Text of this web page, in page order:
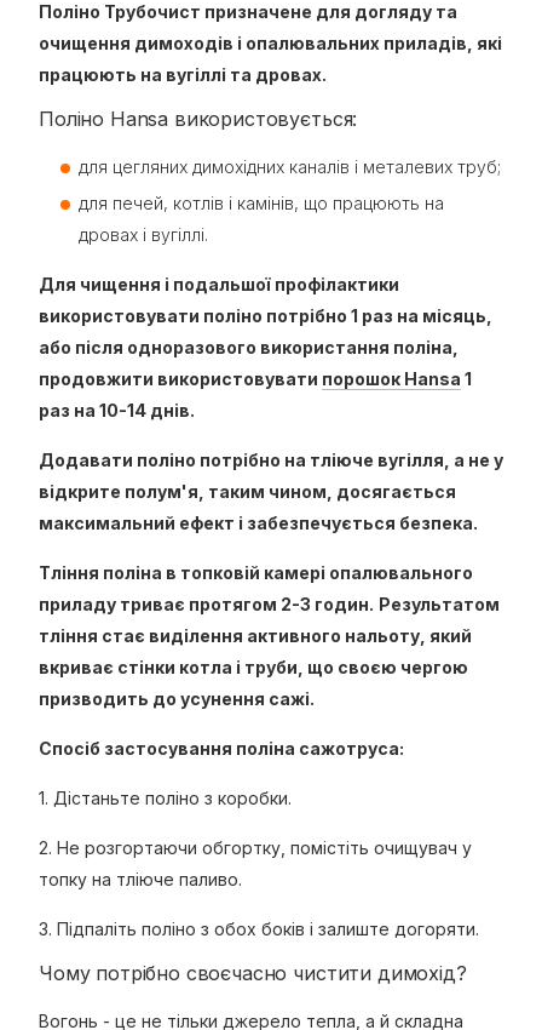
Поліно Трубочист призначене для догляду та
очищення димоходів і опалювальних приладів, які
працюють на вугіллі та дровах.
Поліно Hansa використовується:
для цегляних димохідних каналів і металевих труб;
для печей, котлів і камінів, що працюють на
дровах і вугіллі.
Для чищення і подальшої профілактики
використовувати поліно потрібно 1 раз на місяць,
або після одноразового використання поліна,
продовжити використовувати порошок Hansa 1
раз на 10-14 днів.
Додавати поліно потрібно на тліюче вугілля, а не у
відкрите полум'я, таким чином, досягається
максимальний ефект і забезпечується безпека.
Тління поліна в топковій камері опалювального
приладу триває протягом 2-3 годин. Результатом
тління стає виділення активного нальоту, який
вкриває стінки котла і труби, що своєю чергою
призводить до усунення сажі.
Спосіб застосування поліна сажотруса:
1. Дістаньте поліно з коробки.
2. Не розгортаючи обгортку, помістіть очищувач у
топку на тліюче паливо.
3. Підпаліть поліно з обох боків і залиште догоряти.
Чому потрібно своєчасно чистити димохід?
Вогонь - це не тільки джерело тепла, а й складна